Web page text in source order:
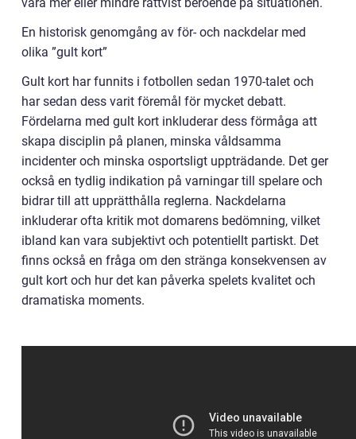
vara mer eller mindre rättvist beroende på situationen.
En historisk genomgång av för- och nackdelar med
olika ”gult kort”
Gult kort har funnits i fotbollen sedan 1970-talet och
har sedan dess varit föremål för mycket debatt.
Fördelarna med gult kort inkluderar dess förmåga att
skapa disciplin på planen, minska våldsamma
incidenter och minska osportsligt uppträdande. Det ger
också en tydlig indikation på varningar till spelare och
bidrar till att upprätthålla reglerna. Nackdelarna
inkluderar ofta kritik mot domarens bedömning, vilket
ibland kan vara subjektivt och potentiellt partiskt. Det
finns också en fråga om den stränga konsekvensen av
gult kort och hur det kan påverka spelets kvalitet och
dramatiska moments.